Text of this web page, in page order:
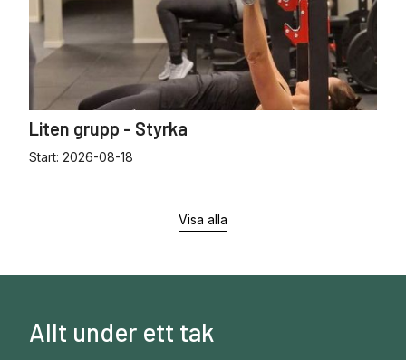
Liten grupp - Styrka
Start: 2026-08-18
Visa alla
Allt under ett tak